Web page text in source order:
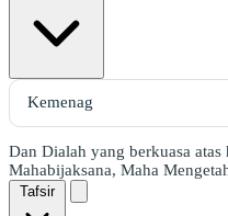
Dan Dialah yang berkuasa
Mahabijaksana, Maha
Tafsir